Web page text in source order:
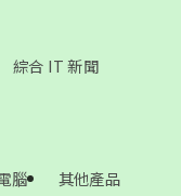
綜合 IT 新聞
腦 其他產品